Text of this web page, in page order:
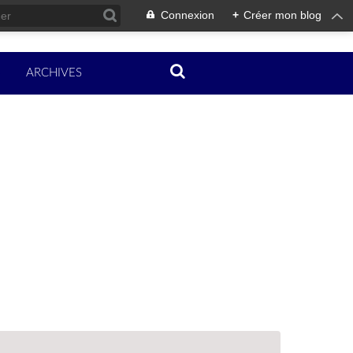
Connexion + Créer mon blog
ARCHIVES